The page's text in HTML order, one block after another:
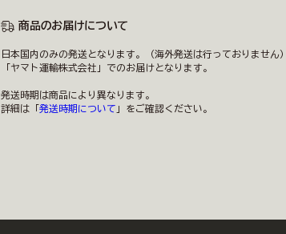
商品のお届けについて
日本国内のみの発送となります。（海外発送は行っておりません）
「ヤマト運輸株式会社」でのお届けとなります。
発送時期は商品により異なります。
詳細は「 発送時期について 」をご確認ください。